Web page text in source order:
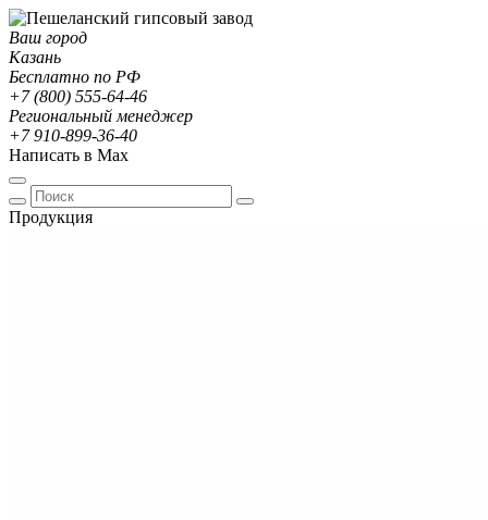
Ваш город
Казань
Бесплатно по РФ
+7 (800) 555-64-46
Региональный менеджер
+7 910-899-36-40
Написать в Max
Продукция